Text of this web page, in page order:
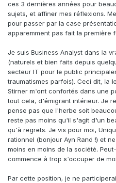
ces 3 dernières années pour
sujets, et affiner mes réflexions.
pour passer par la case
apparemment pas fait la première
Je suis Business Analyst dans la
(naturels et bien faits depuis
secteur IT pour le public
traumatismes parfois). Ceci dit, la
Stirner m'ont confortés dans une
tout cela, d'émigrant intérieur. Je
pense pas que l'herbe soit
reste pas moins qu'il s'agit d'un
qu'à regrets. Je vis pour moi,
rationnel (bonjour Ayn Rand !) et
moins en moins de la société.
commence à trop s'occuper de
Par cette position, je ne